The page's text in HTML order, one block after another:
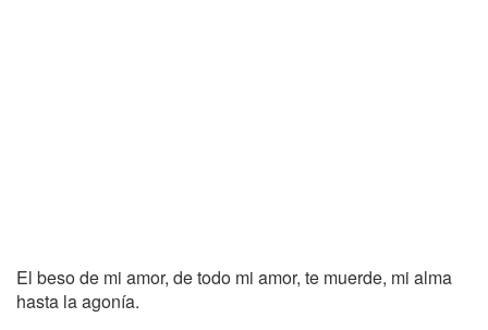
El beso de mi amor, de todo mi amor, te muerde, mi alma
hasta la agonía.